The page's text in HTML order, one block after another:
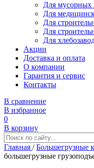
Для мусорных
Для
Для
Для
Для
Акции
Доставка и оплата
О компании
Гарантия и сервис
Контакты
В сравнение
В избранное
0
В корзину
Главная / Большегрузные
большегрузные